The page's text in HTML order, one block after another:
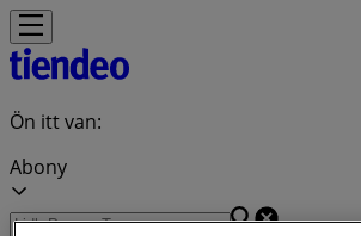
Ön itt van:
Abony